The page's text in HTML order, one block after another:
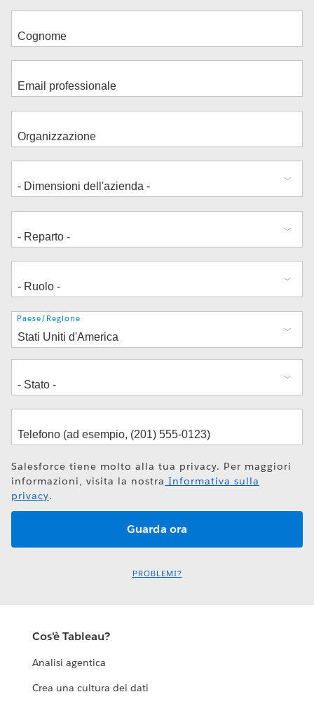
Indirizzo
Paese/Regione
Salesforce tiene molto alla tua privacy. Per maggiori
informazioni, visita la nostra Informativa sulla
privacy.
PROBLEMI?
Cos'è Tableau?
Analisi agentica
Crea una cultura dei dati